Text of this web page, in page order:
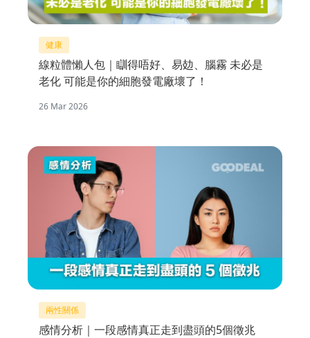
健康
線粒體懶人包｜瞓得唔好、易攰、腦霧 未必是
老化 可能是你的細胞發電廠壞了！
26 Mar 2026
兩性關係
感情分析｜一段感情真正走到盡頭的5個徵兆